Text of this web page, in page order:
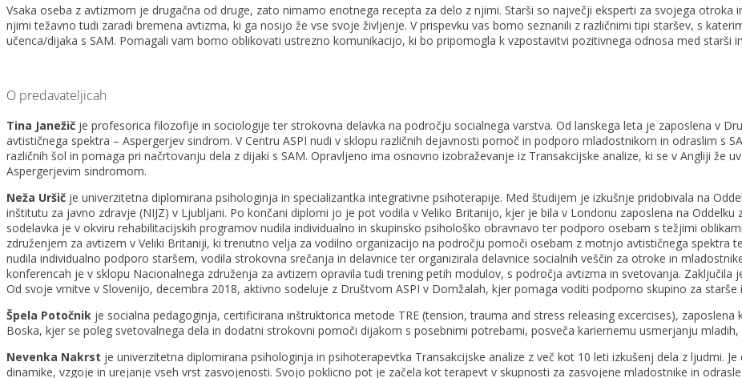
Vsaka oseba z avtizmom je drugačna od druge, zato nimamo enotnega recepta za delo z njimi. Starši so največji eksperti za svojega
njimi težavno tudi zaradi bremena avtizma, ki ga nosijo že vse svoje življenje. V prispevku vas bomo seznanili z različnimi tipi staršev, s
učenca/dijaka s SAM. Pomagali vam bomo oblikovati ustrezno komunikacijo, ki bo pripomogla k vzpostavitvi pozitivnega odnosa med starši
O predavateljicah
Tina Janežič je profesorica filozofije in sociologije ter strokovna delavka na področju socialnega varstva. Od lanskega leta je zaposlena v
avtističnega spektra – Aspergerjev sindrom. V Centru ASPI nudi v sklopu različnih dejavnosti pomoč in podporo mladostnikom in odraslim s
različnih šol in pomaga pri načrtovanju dela z dijaki s SAM. Opravljeno ima osnovno izobraževanje iz Transakcijske analize, ki se v Angliji že
Aspergerjevim sindromom.
Neža Uršič je univerzitetna diplomirana psihologinja in specializantka integrativne psihoterapije. Med študijem je izkušnje pridobivala na
inštitutu za javno zdravje (NIJZ) v Ljubljani. Po končani diplomi jo je pot vodila v Veliko Britanijo, kjer je bila v Londonu zaposlena na
sodelavka je v okviru rehabilitacijskih programov nudila individualno in skupinsko psihološko obravnavo ter podporo osebam s težjimi
združenjem za avtizem v Veliki Britaniji, ki trenutno velja za vodilno organizacijo na področju pomoči osebam z motnjo avtističnega
nudila individualno podporo staršem, vodila strokovna srečanja in delavnice ter organizirala delavnice socialnih veščin za otroke in
konferencah je v sklopu Nacionalnega združenja za avtizem opravila tudi trening petih modulov, s področja avtizma in svetovanja.
Od svoje vrnitve v Slovenijo, decembra 2018, aktivno sodeluje z Društvom ASPI v Domžalah, kjer pomaga voditi podporno skupino za
Špela Potočnik je socialna pedagoginja, certificirana inštruktorica metode TRE (tension, trauma and stress releasing excercises),
Boska, kjer se poleg svetovalnega dela in dodatni strokovni pomoči dijakom s posebnimi potrebami, posveča kariernemu usmerjanju
Nevenka Nakrst je univerzitetna diplomirana psihologinja in psihoterapevtka Transakcijske analize z več kot 10 leti izkušenj dela z ljudmi.
dinamike, vzgoje in urejanje vseh vrst zasvojenosti. Svojo poklicno pot je začela kot terapevt v skupnosti za zasvojene mladostnike in